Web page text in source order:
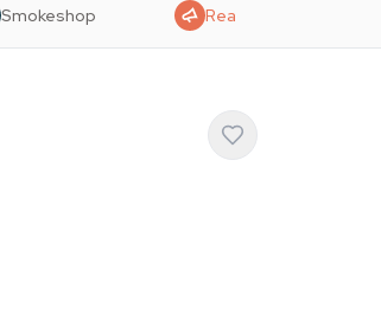
Smokeshop Rea